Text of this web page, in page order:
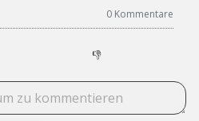
0 Kommentare
👎